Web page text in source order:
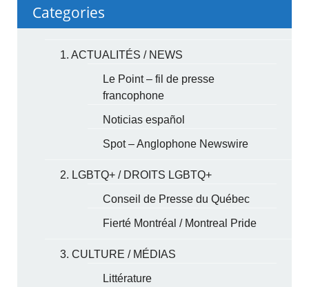
Categories
1. ACTUALITÉS / NEWS
Le Point – fil de presse
francophone
Noticias español
Spot – Anglophone Newswire
2. LGBTQ+ / DROITS LGBTQ+
Conseil de Presse du Québec
Fierté Montréal / Montreal Pride
3. CULTURE / MÉDIAS
Littérature